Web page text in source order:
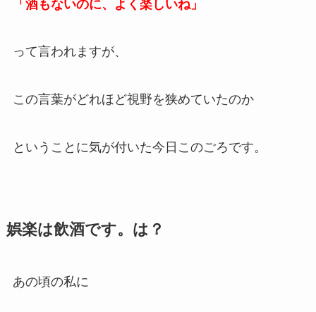
「酒もないのに、よく楽しいね」
って言われますが、
この言葉がどれほど視野を狭めていたのか
ということに気が付いた今日このごろです。
娯楽は飲酒です。は？
あの頃の私に